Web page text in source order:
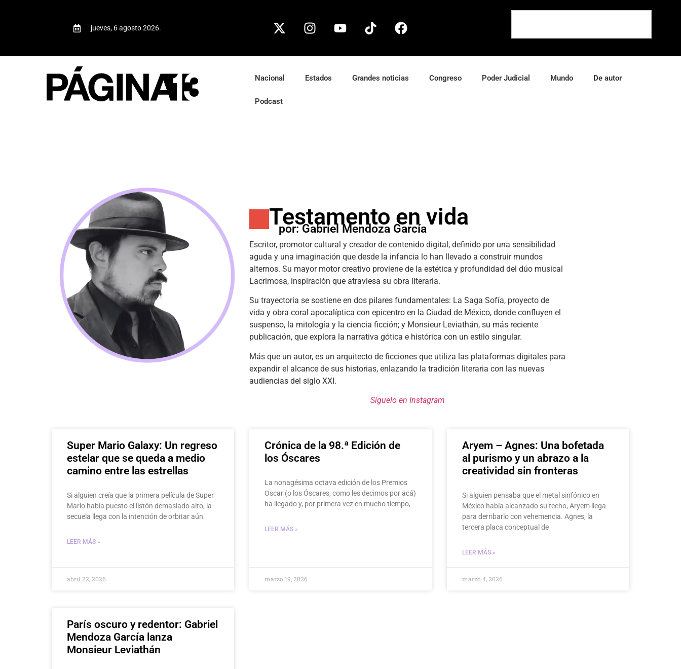
jueves, 6 agosto 2026.
Nacional Estados Grandes noticias Congreso Poder Judicial Mundo De autor
Podcast
Testamento en vida
por: Gabriel Mendoza García
Escritor, promotor cultural y creador de contenido digital, definido por una sensibilidad
aguda y una imaginación que desde la infancia lo han llevado a construir mundos
alternos. Su mayor motor creativo proviene de la estética y profundidad del dúo musical
Lacrimosa, inspiración que atraviesa su obra literaria.
Su trayectoria se sostiene en dos pilares fundamentales: La Saga Sofía, proyecto de
vida y obra coral apocalíptica con epicentro en la Ciudad de México, donde confluyen el
suspenso, la mitología y la ciencia ficción; y Monsieur Leviathán, su más reciente
publicación, que explora la narrativa gótica e histórica con un estilo singular.
Más que un autor, es un arquitecto de ficciones que utiliza las plataformas digitales para
expandir el alcance de sus historias, enlazando la tradición literaria con las nuevas
audiencias del siglo XXI.
Síguelo en Instagram
Super Mario Galaxy: Un regreso
estelar que se queda a medio
camino entre las estrellas
Si alguien creía que la primera película de Super
Mario había puesto el listón demasiado alto, la
secuela llega con la intención de orbitar aún
LEER MÁS »
abril 22, 2026
Crónica de la 98.ª Edición de
los Óscares
La nonagésima octava edición de los Premios
Oscar (o los Óscares, como les decimos por acá)
ha llegado y, por primera vez en mucho tiempo,
LEER MÁS »
marzo 19, 2026
Aryem – Agnes: Una bofetada
al purismo y un abrazo a la
creatividad sin fronteras
Si alguien pensaba que el metal sinfónico en
México había alcanzado su techo, Aryem llega
para derribarlo con vehemencia. Agnes, la
tercera placa conceptual de
LEER MÁS »
marzo 4, 2026
París oscuro y redentor: Gabriel
Mendoza García lanza
Monsieur Leviathán